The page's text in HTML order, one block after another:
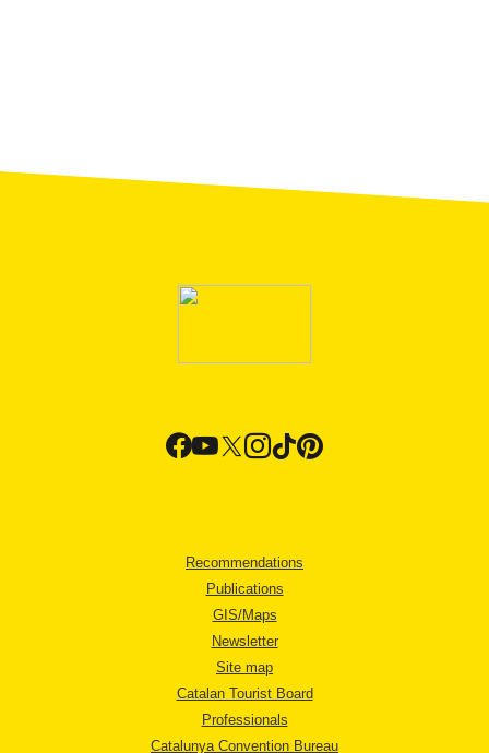
Recommendations
Publications
GIS/Maps
Newsletter
Site map
Catalan Tourist Board
Professionals
Catalunya Convention Bureau